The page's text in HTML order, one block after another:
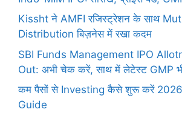
Kissht ने AMFI रजिस्ट्रेशन के साथ
Distribution बिज़नेस में रखा कदम
SBI Funds Management IPO
Out: अभी चेक करें, साथ में लेटेस्ट GMP
कम पैसों से Investing कैसे शुरू करें
Guide